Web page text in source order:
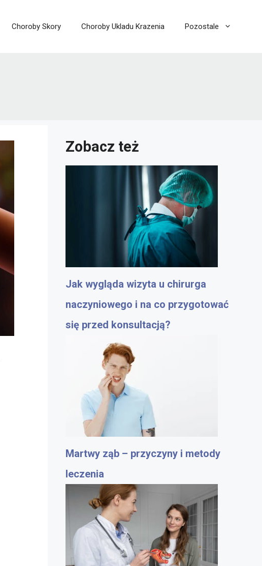
Choroby Skory Choroby Ukladu Krazenia Pozostale
Zobacz też
Jak wygląda wizyta u chirurga
naczyniowego i na co przygotować
się przed konsultacją?
Martwy ząb – przyczyny i metody
leczenia